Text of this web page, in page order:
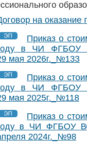
на оказание
Приказ о
в ЧИ ФГБОУ
мая 2026г._№133
Приказ о
в ЧИ ФГБОУ
мая 2025г._№118
Приказ о
в ЧИ ФГБОУ
2024г._№98